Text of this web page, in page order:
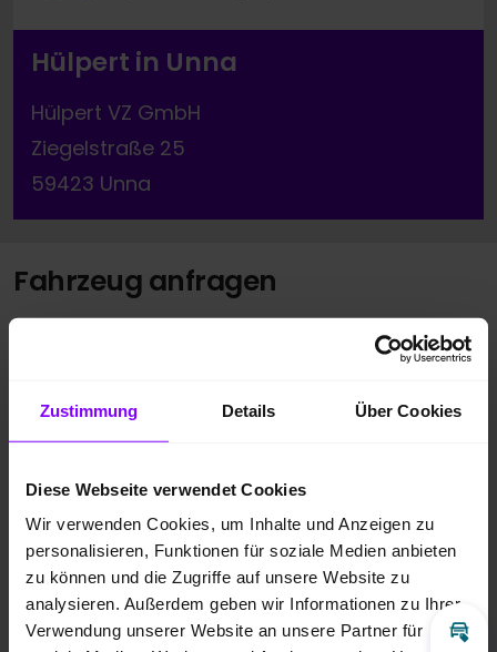
Zustimmung Details Über Cookies
Diese Webseite verwendet Cookies
Wir verwenden Cookies, um Inhalte und Anzeigen zu
personalisieren, Funktionen für soziale Medien anbieten
zu können und die Zugriffe auf unsere Website zu
analysieren. Außerdem geben wir Informationen zu Ihrer
Verwendung unserer Website an unsere Partner für
Hülpert in Unna
Hülpert VZ GmbH
Ziegelstraße 25
59423 Unna
Fahrzeug anfragen
Nachname*
Telefonnummer
E-Mail*